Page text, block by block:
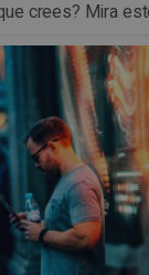
crees? Mira